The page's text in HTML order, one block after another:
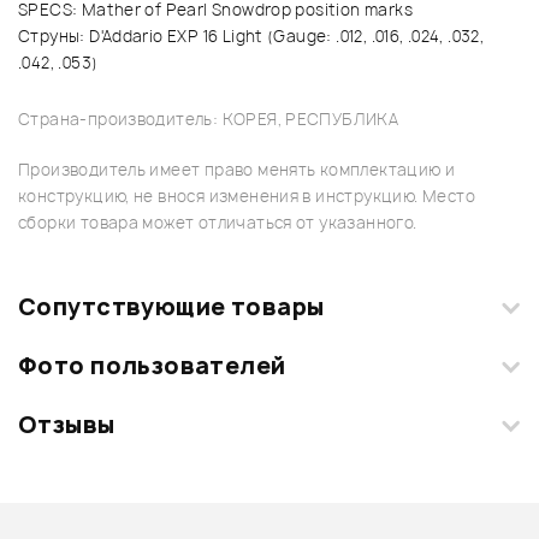
SPECS: Mather of Pearl Snowdrop position marks
Струны: D'Addario EXP 16 Light (Gauge: .012, .016, .024, .032,
.042, .053)
Страна-производитель: КОРЕЯ, РЕСПУБЛИКА
Производитель имеет право менять комплектацию и
конструкцию, не внося изменения в инструкцию. Место
сборки товара может отличаться от указанного.
Сопутствующие товары
Фото пользователей
Загрузите свои фотографии купленного товара и получите
Отзывы